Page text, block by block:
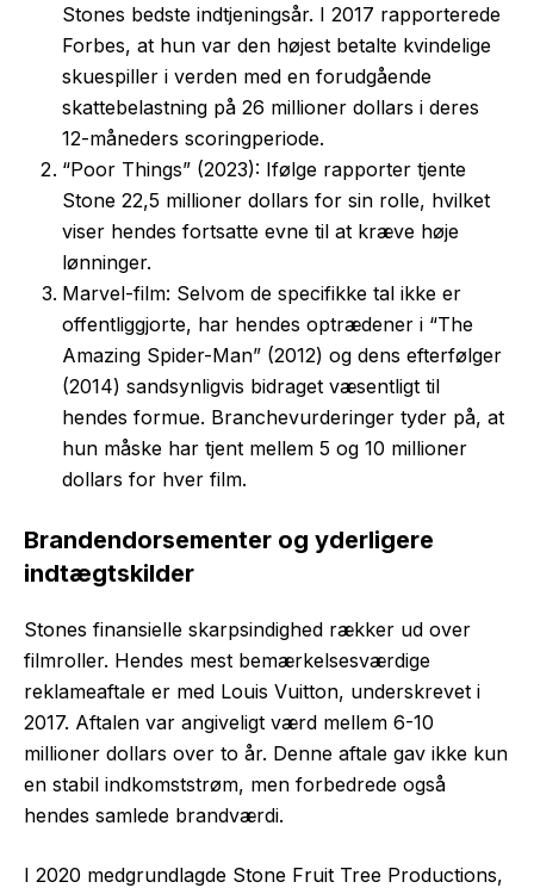
Stones bedste indtjeningsår. I 2017 rapporterede
Forbes, at hun var den højest betalte kvindelige
skuespiller i verden med en forudgående
skattebelastning på 26 millioner dollars i deres
12-måneders scoringperiode.
“Poor Things” (2023): Ifølge rapporter tjente
Stone 22,5 millioner dollars for sin rolle, hvilket
viser hendes fortsatte evne til at kræve høje
lønninger.
Marvel-film: Selvom de specifikke tal ikke er
offentliggjorte, har hendes optrædener i “The
Amazing Spider-Man” (2012) og dens efterfølger
(2014) sandsynligvis bidraget væsentligt til
hendes formue. Branchevurderinger tyder på, at
hun måske har tjent mellem 5 og 10 millioner
dollars for hver film.
Brandendorsementer og yderligere
indtægtskilder
Stones finansielle skarpsindighed rækker ud over
filmroller. Hendes mest bemærkelsesværdige
reklameaftale er med Louis Vuitton, underskrevet i
2017. Aftalen var angiveligt værd mellem 6-10
millioner dollars over to år. Denne aftale gav ikke kun
en stabil indkomststrøm, men forbedrede også
hendes samlede brandværdi.
I 2020 medgrundlagde Stone Fruit Tree Productions,